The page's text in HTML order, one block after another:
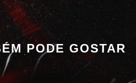
PODE GOSTAR